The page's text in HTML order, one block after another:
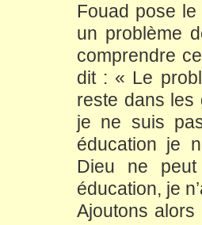
Fouad pose
un problème
comprendre
dit : « Le
reste dans les
je ne suis
éducation je
Dieu ne
éducation, je
Ajoutons